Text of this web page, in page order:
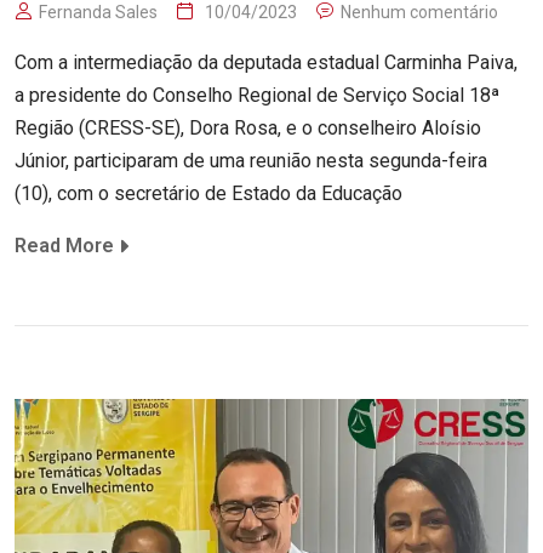
Fernanda Sales 10/04/2023 Nenhum comentário
Com a intermediação da deputada estadual Carminha Paiva,
a presidente do Conselho Regional de Serviço Social 18ª
Região (CRESS-SE), Dora Rosa, e o conselheiro Aloísio
Júnior, participaram de uma reunião nesta segunda-feira
(10), com o secretário de Estado da Educação
Read More